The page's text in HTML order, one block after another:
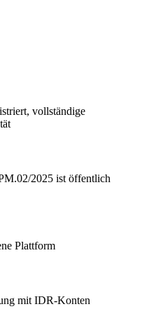
vollständige
2025 ist öffentlich
Plattform
mit IDR-Konten